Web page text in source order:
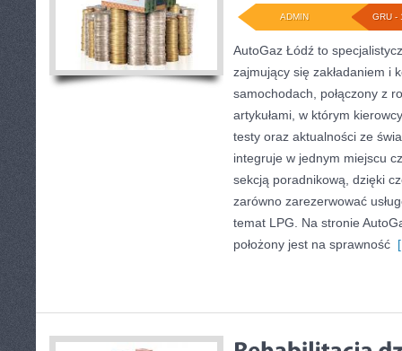
GRU -
ADMIN
AutoGaz Łódź to
zajmujący się zakładaniem i
samochodach, połączony z
artykułami, w którym
testy oraz aktualności ze
integruje w jednym miejscu
sekcją poradnikową, dzięki
zarówno zarezerwować
temat LPG. Na stronie
położony jest na sprawność